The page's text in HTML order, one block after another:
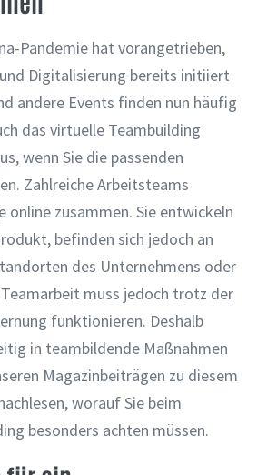
Pandemie hat vorangetrieben,
Digitalisierung bereits initiiert
andere Events finden nun häufig
das virtuelle Teambuilding
wenn Sie die passenden
Zahlreiche Arbeitsteams
online zusammen. Sie entwickeln
befinden sich jedoch an
des Unternehmens oder
muss jedoch trotz der
funktionieren. Deshalb
in teambildende Maßnahmen
Magazinbeiträgen zu diesem
worauf Sie beim
besonders achten müssen.